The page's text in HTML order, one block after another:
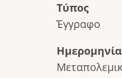
Τύπος
Έγγραφο